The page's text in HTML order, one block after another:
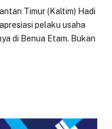
Timur (Kaltim) Hadi
pelaku usaha
di Benua Etam. Bukan